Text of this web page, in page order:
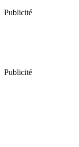
Publicité
Publicité